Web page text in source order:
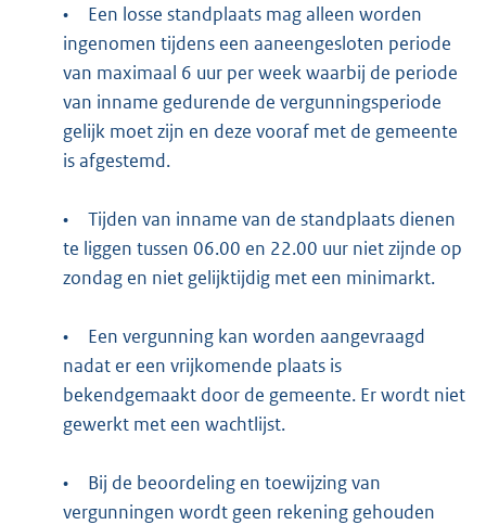
•
Een losse standplaats mag alleen worden
ingenomen tijdens een aaneengesloten periode
van maximaal 6 uur per week waarbij de periode
van inname gedurende de vergunningsperiode
gelijk moet zijn en deze vooraf met de gemeente
is afgestemd.
•
Tijden van inname van de standplaats dienen
te liggen tussen 06.00 en 22.00 uur niet zijnde op
zondag en niet gelijktijdig met een minimarkt.
•
Een vergunning kan worden aangevraagd
nadat er een vrijkomende plaats is
bekendgemaakt door de gemeente. Er wordt niet
gewerkt met een wachtlijst.
•
Bij de beoordeling en toewijzing van
vergunningen wordt geen rekening gehouden